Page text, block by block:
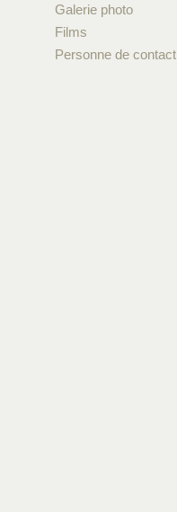
Galerie photo
Films
Personne de contact